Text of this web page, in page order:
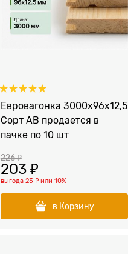
Евровагонка 3000х96х12,5
Сорт АВ продается в
пачке по 10 шт
226 ₽
203 ₽
выгода 23 ₽или 10%
в Корзину